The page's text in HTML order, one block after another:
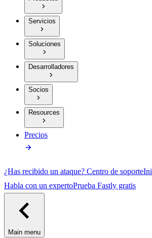
Servicios
Soluciones
Desarrolladores
Socios
Resources
Precios
¿Has recibido un ataque? Centro de soporte
Habla con un expertoPrueba Fastly gratis
Main menu